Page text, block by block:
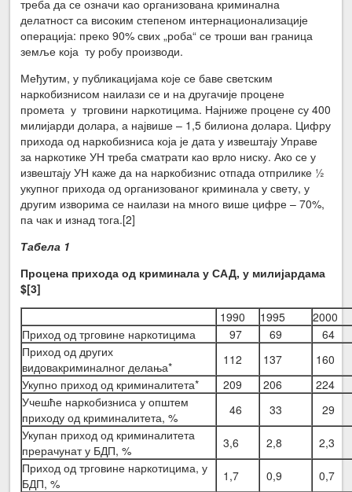
треба да се означи као организована криминална
делатност са високим степеном интернационализације
операција: преко 90% свих „роба“ се троши ван граница
земље која ту робу производи.
Међутим, у публикацијама које се баве светским
наркобизнисом наилази се и на другачије процене
промета у трговини наркотицима. Најниже процене су 400
милијарди долара, а највише – 1,5 билиона долара. Цифру
прихода од наркобизниса која је дата у извештају Управе
за наркотике УН треба сматрати као врло ниску. Ако се у
извештају УН каже да на наркобизнис отпада отприлике ½
укупног прихода од организованог криминала у свету, у
другим изворима се наилази на много више цифре – 70%,
па чак и изнад тога.[2]
Табела 1
Процена прихода од криминала у САД, у милијардама
$[3]
1990
1995
2000
Приход од трговине наркотицима
97 69
64
Приход од других
видовакриминалног делања*
112 137
160
Укупно приход од криминалитета*
209 206
224
Учешће наркобизниса у општем
приходу од криминалитета, %
46 33
29
Укупан приход од криминалитета
прерачунат у БДП, %
3,6 2,8
2,3
Приход од трговине наркотицима, у
БДП, %
1,7 0,9 0,7